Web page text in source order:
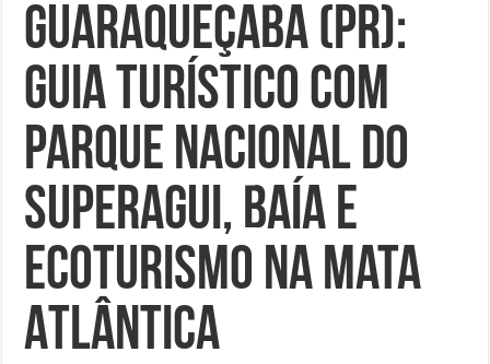
Guaraqueçaba (PR):
guia turístico com
Parque Nacional do
Superagui, baía e
ecoturismo na Mata
Atlântica